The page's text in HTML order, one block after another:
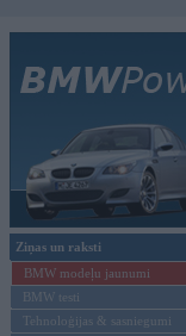
Ziņas un raksti
BMW modeļu jaunumi
BMW testi
Tehnoloģijas & sasniegumi